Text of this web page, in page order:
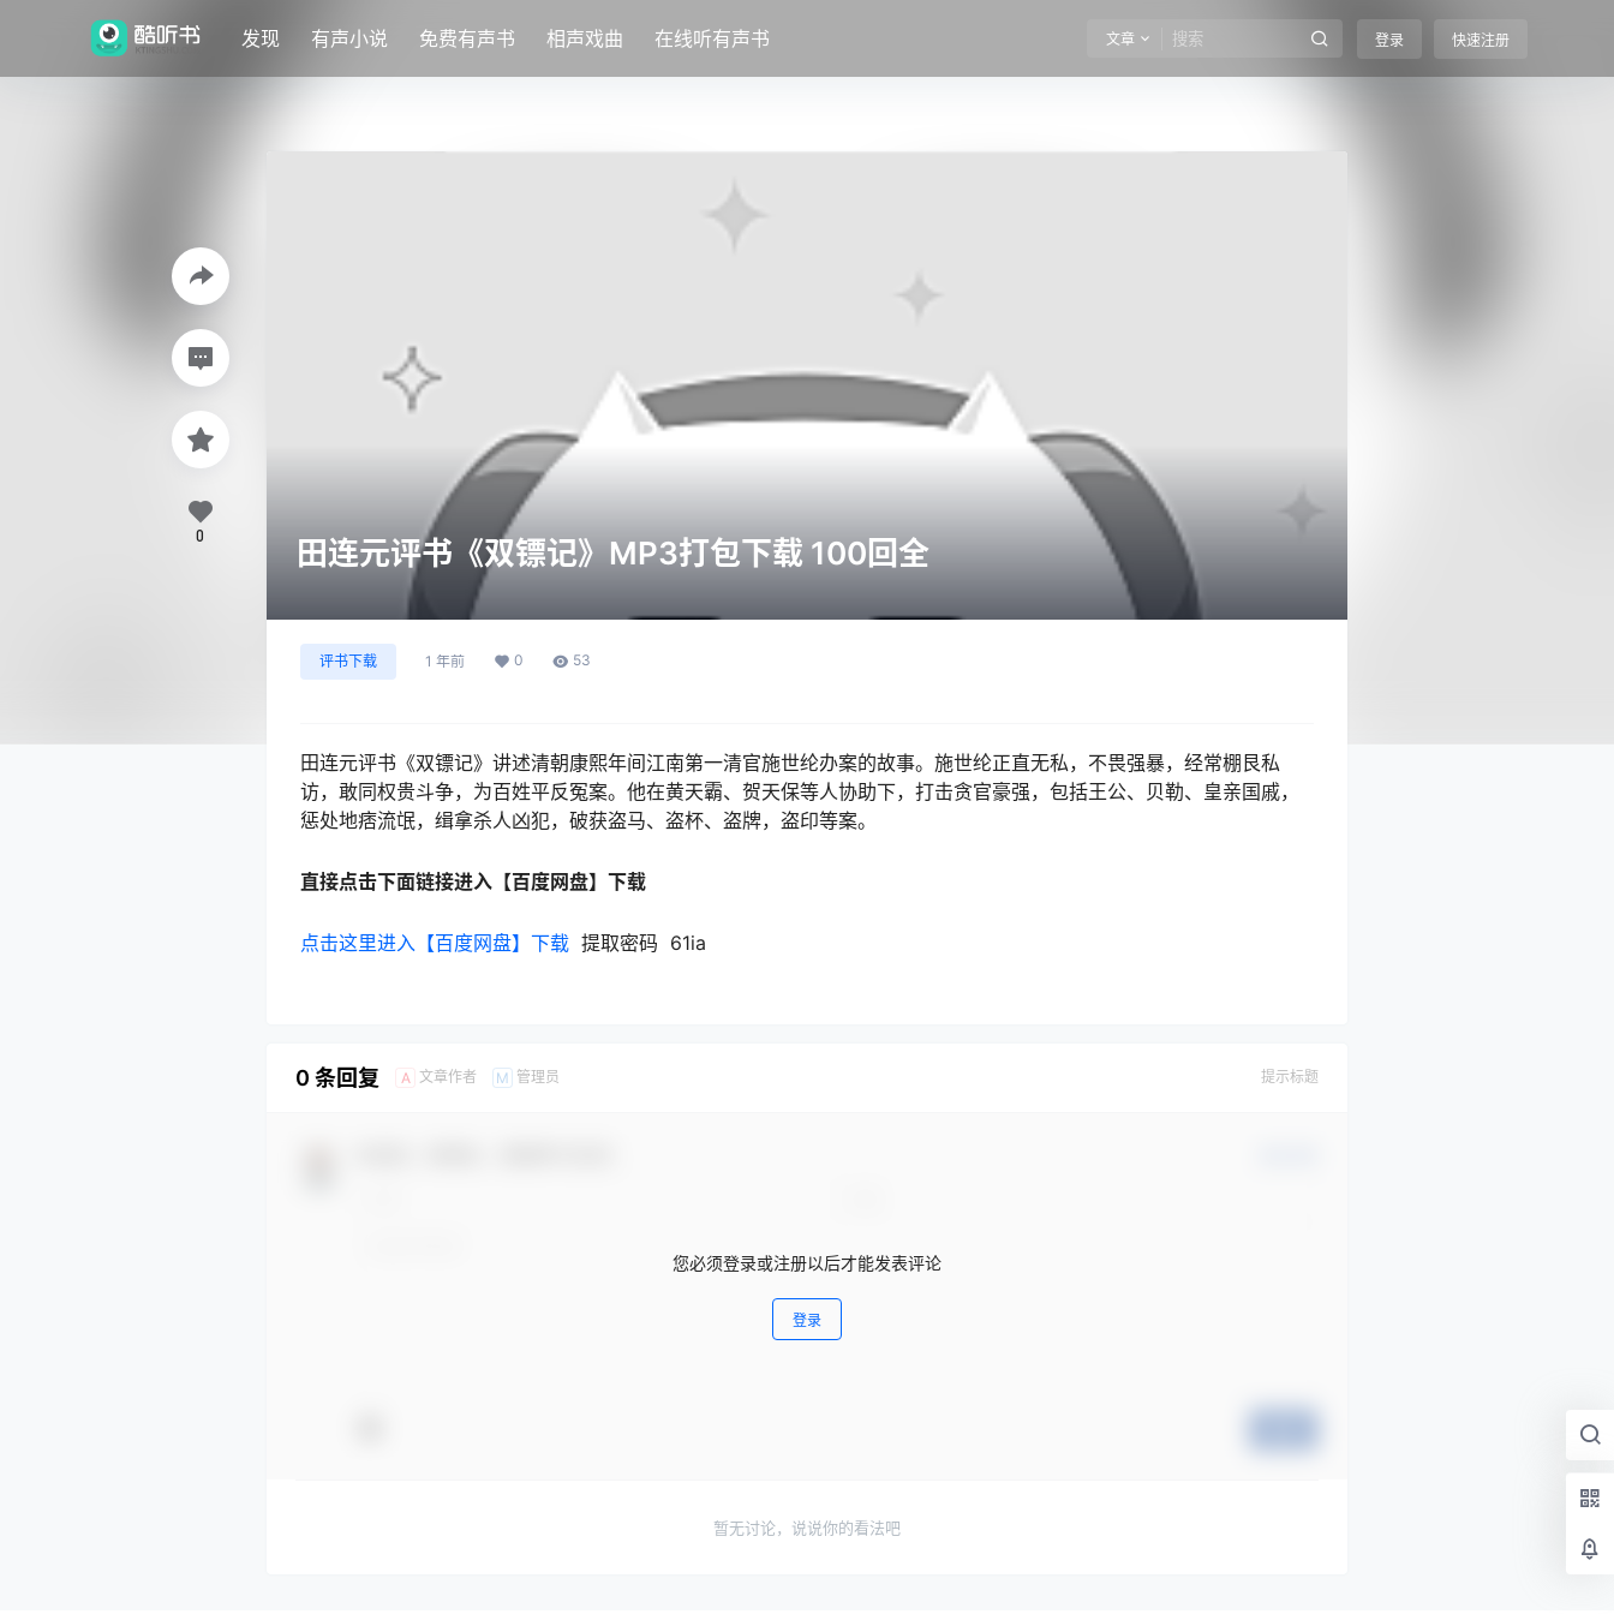
发现 有声小说 免费有声书 相声戏曲 在线听有声书 文章 登录 快速注册
田连元评书《双镖记》MP3打包下载 100回全
评书下载 1 年前 0 53
田连元评书《双镖记》讲述清朝康熙年间江南第一清官施世纶办案的故事。施世纶正直无私，不畏强暴，经常棚艮私
访，敢同权贵斗争，为百姓平反冤案。他在黄天霸、贺天保等人协助下，打击贪官豪强，包括王公、贝勒、皇亲国戚，
惩处地痞流氓，缉拿杀人凶犯，破获盗马、盗杯、盗牌，盗印等案。
直接点击下面链接进入【百度网盘】下载
点击这里进入【百度网盘】下载 提取密码 61ia
0
0 条回复 A 文章作者 M 管理员 提示标题
您必须登录或注册以后才能发表评论
登录
暂无讨论，说说你的看法吧